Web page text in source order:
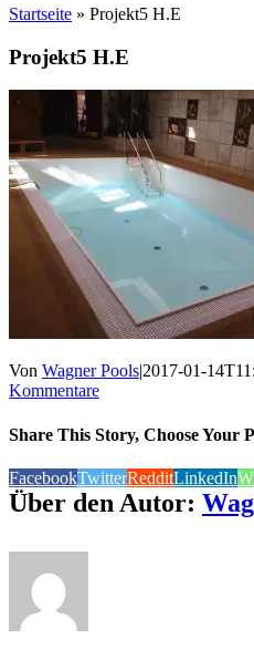
Startseite » Projekt5 H.E
Projekt5 H.E
Von Wagner Pools|2017-01-
Kommentare
Share This Story, Choose Your
FacebookTwitterRedditLinkedIn
Über den Autor: